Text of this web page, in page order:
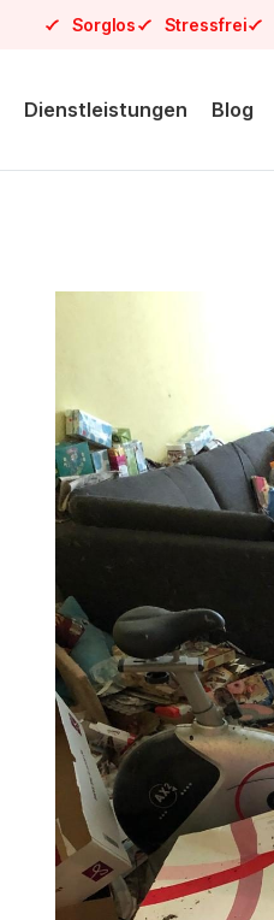
Sorglos Stressfrei
Dienstleistungen Blog